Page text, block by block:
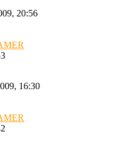
20:56
16:30